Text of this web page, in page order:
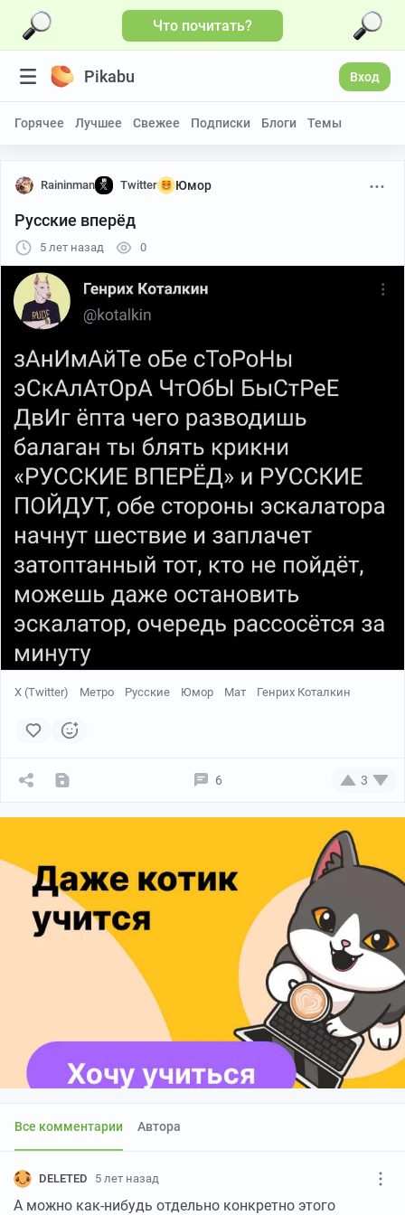
Что почитать?
Pikabu Вход
Горячее Лучшее Свежее Подписки Блоги Темы
Raininman Twitter Юмор
Русские вперёд
5 лет назад 0
X (Twitter) Метро Русские Юмор Мат Генрих Коталкин
6 3
Все комментарии Автора
DELETED 5 лет назад
А можно как-нибудь отдельно конкретно этого